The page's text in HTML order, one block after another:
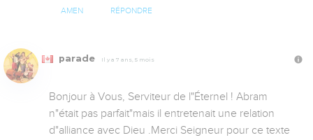
AMEN RÉPONDRE
parade Il y a 7 ans, 5 mois
Bonjour à Vous, Serviteur de l"Éternel ! Abram
n"était pas parfait"mais il entretenait une relation
d"alliance avec Dieu .Merci Seigneur pour ce texte